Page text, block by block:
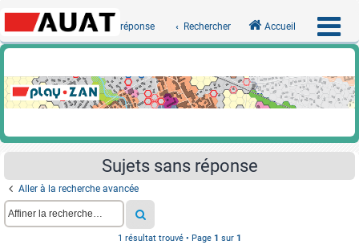
Accueil
Rechercher
Sujets sans réponse
Sujets sans réponse
Aller à la recherche avancée
1 résultat trouvé • Page 1 sur 1